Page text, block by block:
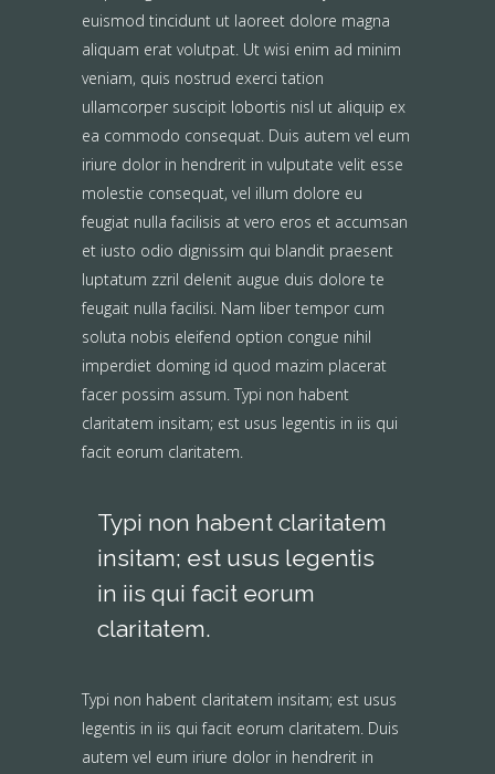
euismod tincidunt ut laoreet dolore magna
aliquam erat volutpat. Ut wisi enim ad minim
veniam, quis nostrud exerci tation
ullamcorper suscipit lobortis nisl ut aliquip ex
ea commodo consequat. Duis autem vel eum
iriure dolor in hendrerit in vulputate velit esse
molestie consequat, vel illum dolore eu
feugiat nulla facilisis at vero eros et accumsan
et iusto odio dignissim qui blandit praesent
luptatum zzril delenit augue duis dolore te
feugait nulla facilisi. Nam liber tempor cum
soluta nobis eleifend option congue nihil
imperdiet doming id quod mazim placerat
facer possim assum. Typi non habent
claritatem insitam; est usus legentis in iis qui
facit eorum claritatem.
Typi non habent claritatem
insitam; est usus legentis
in iis qui facit eorum
claritatem.
Typi non habent claritatem insitam; est usus
legentis in iis qui facit eorum claritatem. Duis
autem vel eum iriure dolor in hendrerit in